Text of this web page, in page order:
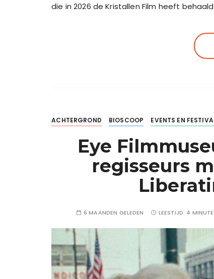
die in 2026 de Kristallen Film heeft
ACHTERGROND BIOSCOOP EVENTS EN
Eye
regisseurs
6 MAANDEN GELEDEN LEESTIJD: 4